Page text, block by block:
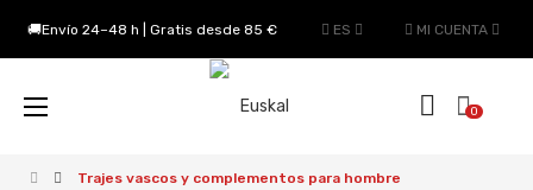
🚚Envío 24–48 h | Gratis desde 85 € ES MI CUENTA
Navegación
☰ 0
Trajes vascos y complementos para hombre